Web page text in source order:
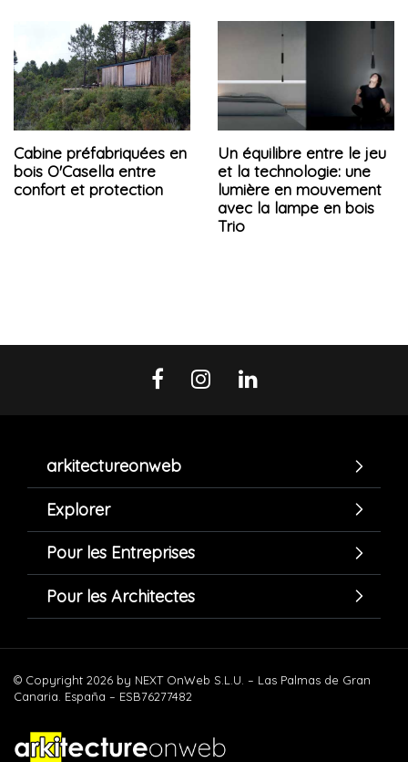
Cabine préfabriquées en
bois O'Casella entre
confort et protection
Un équilibre entre le jeu
et la technologie: une
lumière en mouvement
avec la lampe en bois
Trio
arkitectureonweb
Explorer
Pour les Entreprises
Pour les Architectes
© Copyright 2026 by NEXT OnWeb S.L.U. – Las Palmas de Gran
Canaria. España – ESB76277482